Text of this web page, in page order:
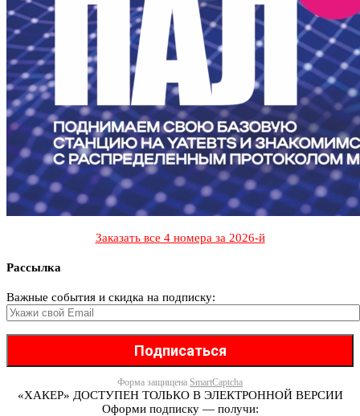
Заказать все 4 номера за 2026-й
Рассылка
Важные события и скидка на подписку:
Форма защищена SmartCaptcha
«ХАКЕР» ДОСТУПЕН ТОЛЬКО В ЭЛЕКТРОННОЙ ВЕРСИИ
Оформи подписку — получи: